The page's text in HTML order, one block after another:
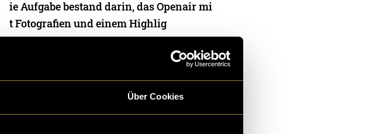
Über Cookies
ie Aufgabe bestand darin, das Openair mi
t Fotografien und einem Highlig